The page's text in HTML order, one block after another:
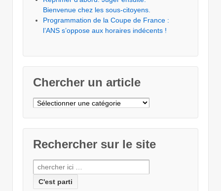
Bienvenue chez les sous-citoyens.
Programmation de la Coupe de France :
l’ANS s’oppose aux horaires indécents !
Chercher un article
Chercher
Rechercher sur le site
Recherche
pour: